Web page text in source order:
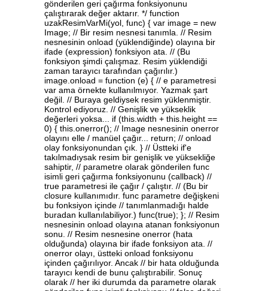
gönderilen geri çağırma fonksiyonunu
çalıştırarak değer aktarır. */ function
uzakResimVarMi(yol, func) { var image = new
Image; // Bir resim nesnesi tanımla. // Resim
nesnesinin onload (yüklendiğinde) olayına bir
ifade (expression) fonksiyon ata. // (Bu
fonksiyon şimdi çalışmaz. Resim yüklendiği
zaman tarayıcı tarafından çağırılır.)
image.onload = function (e) { // e parametresi
var ama örnekte kullanılmıyor. Yazmak şart
değil. // Buraya geldiysek resim yüklenmiştir.
Kontrol ediyoruz. // Genişlik ve yükseklik
değerleri yoksa... if (this.width + this.height ==
0) { this.onerror(); // Image nesnesinin onerror
olayını elle / manüel çağır... return; // onload
olay fonksiyonundan çık. } // Üstteki if'e
takılmadıysak resim bir genişlik ve yüksekliğe
sahiptir, // parametre olarak gönderilen func
isimli geri çağırma fonksiyonunu (callback) //
true parametresi ile çağır / çalıştır. // (Bu bir
closure kullanımıdır. func parametre değişkeni
bu fonksiyon içinde // tanımlanmadığı halde
buradan kullanılabiliyor.) func(true); }; // Resim
nesnesinin onload olayına atanan fonksiyonun
sonu. // Resim nesnesine onerror (hata
olduğunda) olayına bir ifade fonksiyon ata. //
onerror olayı, üstteki onload fonksiyonu
içinden çağırılıyor. Ancak // bir hata olduğunda
tarayıcı kendi de bunu çalıştırabilir. Sonuç
olarak // her iki durumda da parametre olarak